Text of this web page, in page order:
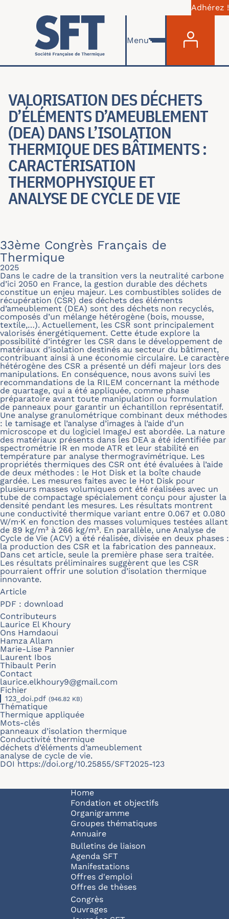
Skip to main content
Adhérez !
Menu
VALORISATION DES DÉCHETS
D’ÉLÉMENTS D’AMEUBLEMENT
(DEA) DANS L’ISOLATION
THERMIQUE DES BÂTIMENTS :
CARACTÉRISATION
THERMOPHYSIQUE ET
ANALYSE DE CYCLE DE VIE
33ème Congrès Français de
Thermique
2025
Dans le cadre de la transition vers la neutralité carbone
d’ici 2050 en France, la gestion durable des déchets
constitue un enjeu majeur. Les combustibles solides de
récupération (CSR) des déchets des éléments
d’ameublement (DEA) sont des déchets non recyclés,
composés d’un mélange hétérogène (bois, mousse,
textile,…). Actuellement, les CSR sont principalement
valorisés énergétiquement. Cette étude explore la
possibilité d’intégrer les CSR dans le développement de
matériaux d’isolation destinés au secteur du bâtiment,
contribuant ainsi à une économie circulaire. Le caractère
hétérogène des CSR a présenté un défi majeur lors des
manipulations. En conséquence, nous avons suivi les
recommandations de la RILEM concernant la méthode
de quartage, qui a été appliquée, comme phase
préparatoire avant toute manipulation ou formulation
de panneaux pour garantir un échantillon représentatif.
Une analyse granulométrique combinant deux méthodes
: le tamisage et l’analyse d’images à l’aide d’un
microscope et du logiciel ImageJ est abordée. La nature
des matériaux présents dans les DEA a été identifiée par
spectrométrie IR en mode ATR et leur stabilité en
température par analyse thermogravimétrique. Les
propriétés thermiques des CSR ont été évaluées à l’aide
de deux méthodes : le Hot Disk et la boîte chaude
gardée. Les mesures faites avec le Hot Disk pour
plusieurs masses volumiques ont été réalisées avec un
tube de compactage spécialement conçu pour ajuster la
densité pendant les mesures. Les résultats montrent
une conductivité thermique variant entre 0.067 et 0.080
W/m·K en fonction des masses volumiques testées allant
de 89 kg/m³ à 266 kg/m³. En parallèle, une Analyse de
Cycle de Vie (ACV) a été réalisée, divisée en deux phases :
la production des CSR et la fabrication des panneaux.
Dans cet article, seule la première phase sera traitée.
Les résultats préliminaires suggèrent que les CSR
pourraient offrir une solution d’isolation thermique
innovante.
Article
PDF : download
Contributeurs
Laurice El Khoury
Ons Hamdaoui
Hamza Allam
Marie-Lise Pannier
Laurent Ibos
Thibault Perin
Contact
laurice.elkhoury9@gmail.com
Fichier
123_doi.pdf (946.82 KB)
Thématique
Thermique appliquée
Mots-clés
panneaux d’isolation thermique
Conductivité thermique
déchets d’éléments d’ameublement
analyse de cycle de vie.
DOIhttps://doi.org/10.25855/SFT2025-123
Navigation principale
Home
Fondation et objectifs
Organigramme
Groupes thématiques
Annuaire
Bulletins de liaison
Agenda SFT
Manifestations
Offres d'emploi
Offres de thèses
Congrès
Ouvrages